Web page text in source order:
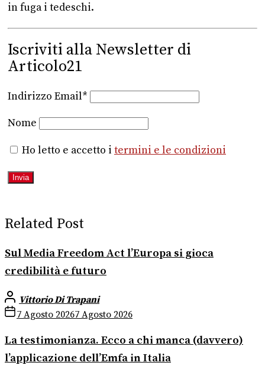
in fuga i tedeschi.
Iscriviti alla Newsletter di
Articolo21
Indirizzo Email*
Nome
Ho letto e accetto i termini e le condizioni
Related Post
Sul Media Freedom Act l’Europa si gioca
credibilità e futuro
Vittorio Di Trapani
7 Agosto 20267 Agosto 2026
La testimonianza. Ecco a chi manca (davvero)
l’applicazione dell’Emfa in Italia